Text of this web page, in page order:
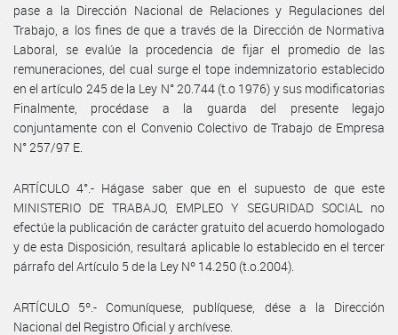
pase a la Dirección Nacional de Relaciones y Regulaciones del
Trabajo, a los fines de que a través de la Dirección de Normativa
Laboral, se evalúe la procedencia de fijar el promedio de las
remuneraciones, del cual surge el tope indemnizatorio establecido
en el artículo 245 de la Ley N° 20.744 (t.o 1976) y sus modificatorias
Finalmente, procédase a la guarda del presente legajo
conjuntamente con el Convenio Colectivo de Trabajo de Empresa
N° 257/97 E.
ARTÍCULO 4°.- Hágase saber que en el supuesto de que este
MINISTERIO DE TRABAJO, EMPLEO Y SEGURIDAD SOCIAL no
efectúe la publicación de carácter gratuito del acuerdo homologado
y de esta Disposición, resultará aplicable lo establecido en el tercer
párrafo del Artículo 5 de la Ley Nº 14.250 (t.o.2004).
ARTÍCULO 5º.- Comuníquese, publíquese, dése a la Dirección
Nacional del Registro Oficial y archívese.